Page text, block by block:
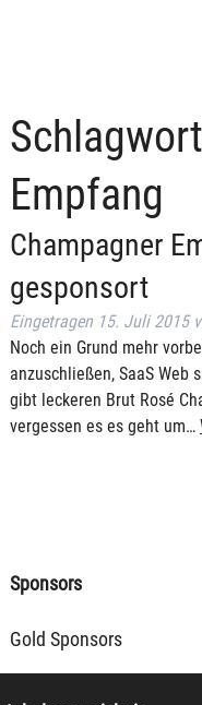
Empfang
Champagner
gesponsort
Eingetragen 15. Juli 2015
Noch ein Grund mehr
anzuschließen, SaaS Web
gibt leckeren Brut Rosé
vergessen es es geht um…
Sponsors
Gold Sponsors